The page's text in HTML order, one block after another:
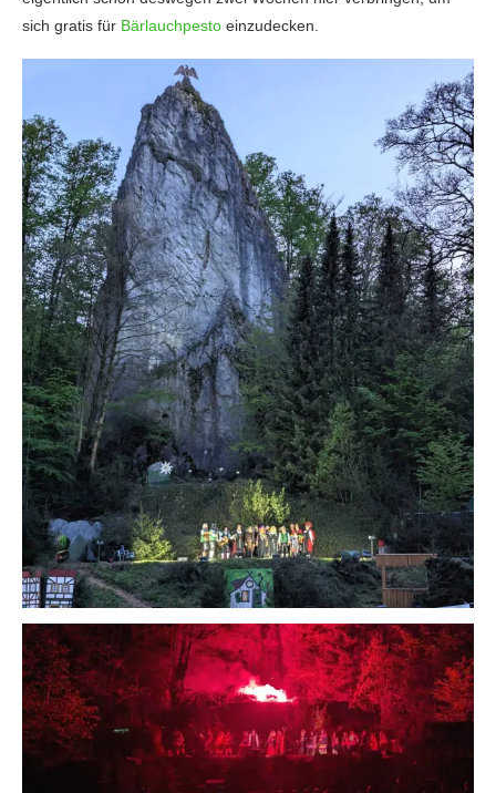
sich gratis für Bärlauchpesto einzudecken.